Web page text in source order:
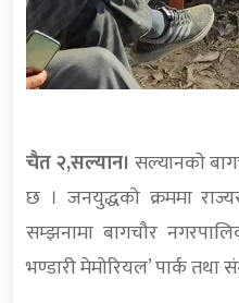
चैत २,सल्यान। सल्यानकाे
छ । जनयुद्धको क्रममा
सम्झनामा बागचौर
भण्डारी मेमोरियल’ पार्क तथा